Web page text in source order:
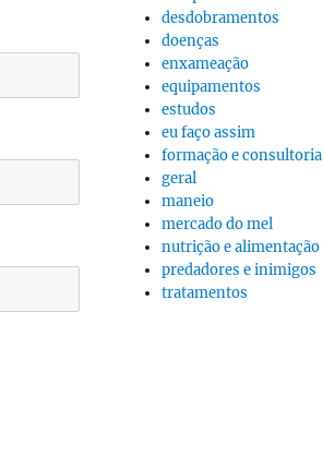
desdobramentos
doenças
enxameação
equipamentos
estudos
eu faço assim
formação e consultoria
geral
maneio
mercado do mel
nutrição e alimentação
predadores e inimigos
tratamentos